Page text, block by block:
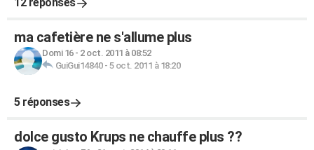
ma cafetière ne s'allume plus
Domi 16- 2 oct. 2011 à 08:52
GuiGui14840- 5 oct. 2011 à 18:20
5 réponses
dolce gusto Krups ne chauffe plus ??